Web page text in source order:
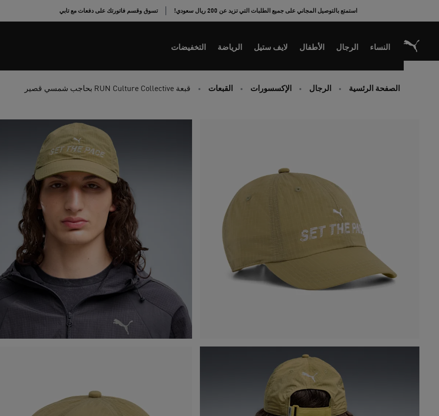
استمتع بالتوصيل المجاني على جميع الطلبات التي تزيد عن 200 ريال سعودي! تسوق وقسم فاتورتك على دفعات مع تابي
النساء الرجال الأطفال لايف ستيل الرياضة التخفيضات
الصفحة الرئسية الرجال الإكسسورات القبعات قبعة RUN Culture Collective بحاجب شمسي قصير